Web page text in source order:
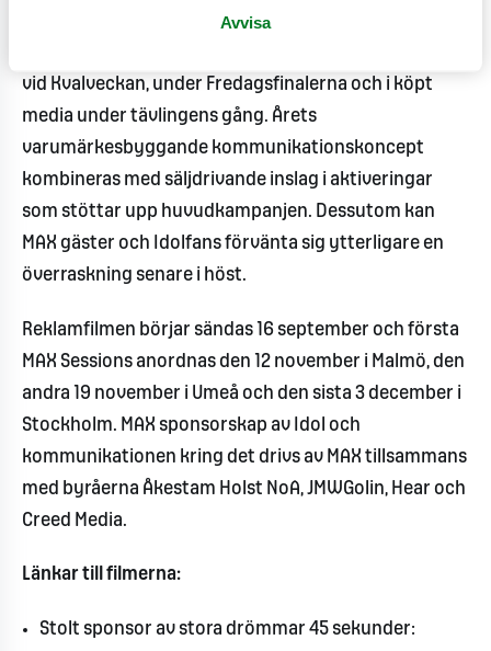
Avvisa
synas tillsammans med flera av de aktiveringar Idol
vid Kvalveckan, under Fredagsfinalerna och i köpt
media under tävlingens gång. Årets
varumärkesbyggande kommunikationskoncept
kombineras med säljdrivande inslag i aktiveringar
som stöttar upp huvudkampanjen. Dessutom kan
MAX gäster och Idolfans förvänta sig ytterligare en
överraskning senare i höst.
Reklamfilmen börjar sändas 16 september och första
MAX Sessions anordnas den 12 november i Malmö, den
andra 19 november i Umeå och den sista 3 december i
Stockholm. MAX sponsorskap av Idol och
kommunikationen kring det drivs av MAX tillsammans
med byråerna Åkestam Holst NoA, JMWGolin, Hear och
Creed Media.
Länkar till filmerna:
Stolt sponsor av stora drömmar 45 sekunder: